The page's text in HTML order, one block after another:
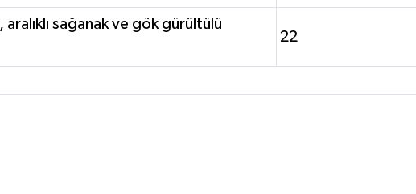
aralıklı sağanak ve gök gürültülü
22